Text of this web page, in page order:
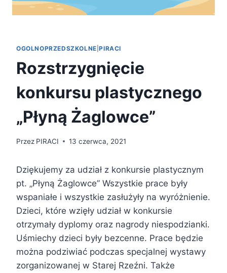
OGOLNOPRZEDSZKOLNE |PIRACI
Rozstrzygnięcie
konkursu plastycznego
„Płyną Żaglowce”
Przez PIRACI 13 czerwca, 2021
Dziękujemy za udział z konkursie plastycznym
pt. „Płyną Żaglowce” Wszystkie prace były
wspaniałe i wszystkie zasłużyły na wyróżnienie.
Dzieci, które wzięły udział w konkursie
otrzymały dyplomy oraz nagrody niespodzianki.
Uśmiechy dzieci były bezcenne. Prace będzie
można podziwiać podczas specjalnej wystawy
zorganizowanej w Starej Rzeźni. Także